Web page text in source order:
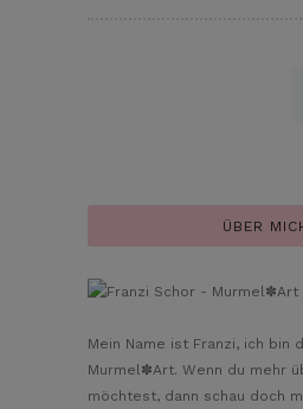
ÜBER
Mein Name ist Franzi, ich bin
Murmel✽Art. Wenn du mehr
möchtest, dann schau doch